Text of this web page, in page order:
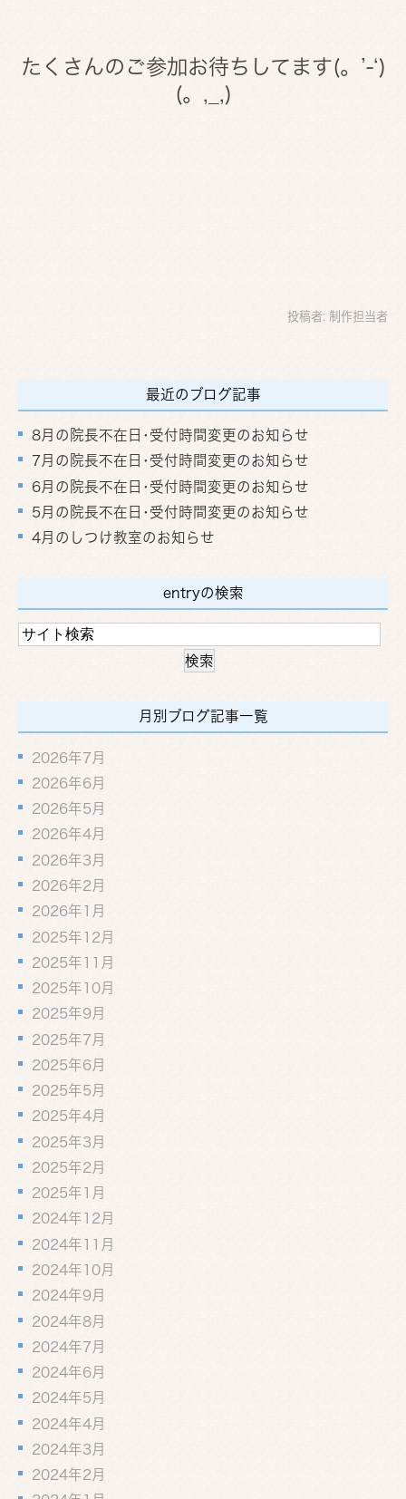
たくさんのご参加お待ちしてます(。’-‘)
(。,_,)
投稿者: 制作担当者
最近のブログ記事
8月の院長不在日･受付時間変更のお知らせ
7月の院長不在日･受付時間変更のお知らせ
6月の院長不在日･受付時間変更のお知らせ
5月の院長不在日･受付時間変更のお知らせ
4月のしつけ教室のお知らせ
entryの検索
月別ブログ記事一覧
2026年7月
2026年6月
2026年5月
2026年4月
2026年3月
2026年2月
2026年1月
2025年12月
2025年11月
2025年10月
2025年9月
2025年7月
2025年6月
2025年5月
2025年4月
2025年3月
2025年2月
2025年1月
2024年12月
2024年11月
2024年10月
2024年9月
2024年8月
2024年7月
2024年6月
2024年5月
2024年4月
2024年3月
2024年2月